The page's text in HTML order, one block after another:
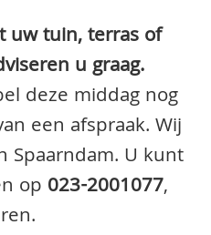
uw tuin, terras of
u graag.
deze middag nog
een afspraak. Wij
Spaarndam. U kunt
op 023-2001077,